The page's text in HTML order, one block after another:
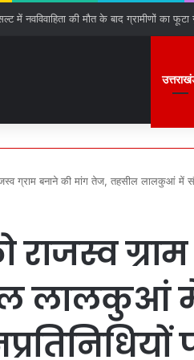
में नवविवाहिता की मौत के बाद ग्रामीणों का फूटा
ग्राम बनाने की मांग तेज, तहसील लालकुआं में
राजस्व
लालकुआं में